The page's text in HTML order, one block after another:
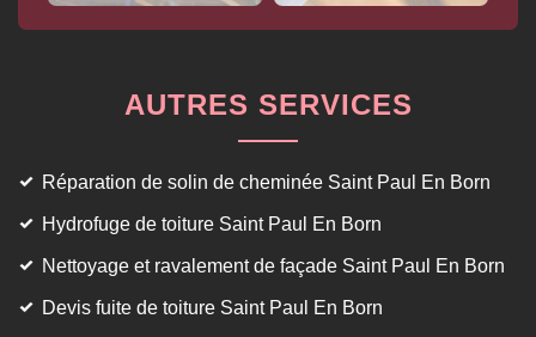
AUTRES SERVICES
Réparation de solin de cheminée Saint Paul En Born
Hydrofuge de toiture Saint Paul En Born
Nettoyage et ravalement de façade Saint Paul En Born
Devis fuite de toiture Saint Paul En Born